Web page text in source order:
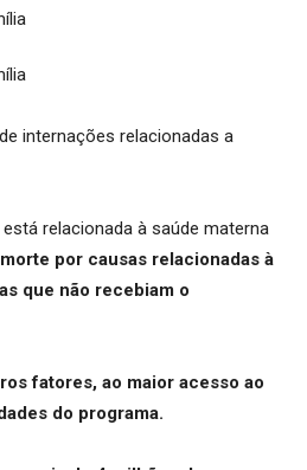
internações relacionadas a
relacionada à saúde materna
por causas relacionadas à
que não recebiam o
fatores, ao maior acesso ao
do programa.